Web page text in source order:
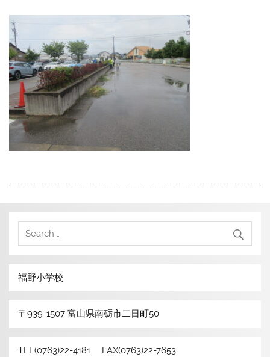
福野小学校
〒939-1507 富山県南砺市二日町50
TEL(0763)22-4181 FAX(0763)22-7653